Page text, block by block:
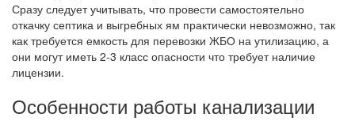
Сразу следует учитывать, что провести самостоятельно
откачку септика и выгребных ям практически невозможно, так
как требуется емкость для перевозки ЖБО на утилизацию, а
они могут иметь 2-3 класс опасности что требует наличие
лицензии.
Особенности работы канализации